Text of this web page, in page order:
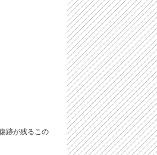
跡が残るこの